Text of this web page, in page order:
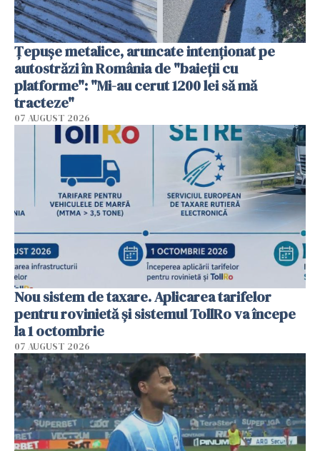
Țepușe metalice, aruncate intenționat pe
autostrăzi în România de "baieții cu
platforme": "Mi-au cerut 1200 lei să mă
tracteze"
07 AUGUST 2026
Nou sistem de taxare. Aplicarea tarifelor
pentru rovinietă şi sistemul TollRo va începe
la 1 octombrie
07 AUGUST 2026